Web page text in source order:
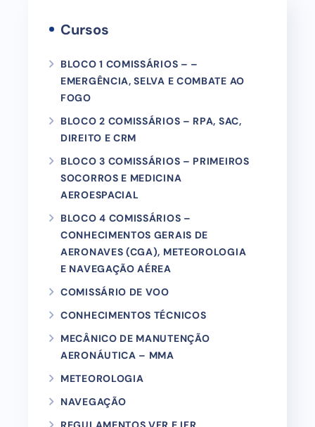
Cursos
BLOCO 1 COMISSÁRIOS – –
EMERGÊNCIA, SELVA E COMBATE AO
FOGO
BLOCO 2 COMISSÁRIOS – RPA, SAC,
DIREITO E CRM
BLOCO 3 COMISSÁRIOS – PRIMEIROS
SOCORROS E MEDICINA
AEROESPACIAL
BLOCO 4 COMISSÁRIOS –
CONHECIMENTOS GERAIS DE
AERONAVES (CGA), METEOROLOGIA
E NAVEGAÇÃO AÉREA
COMISSÁRIO DE VOO
CONHECIMENTOS TÉCNICOS
MECÂNICO DE MANUTENÇÃO
AERONÁUTICA – MMA
METEOROLOGIA
NAVEGAÇÃO